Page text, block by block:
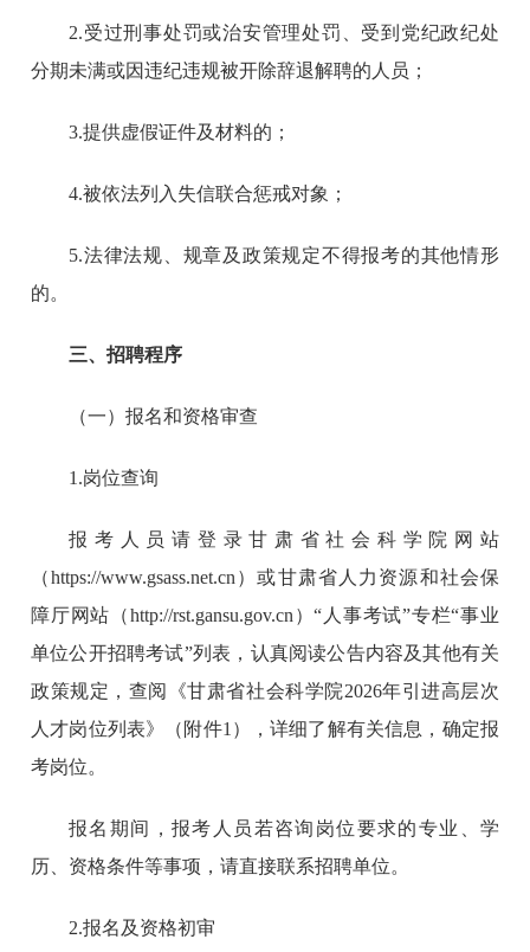
2.受过刑事处罚或治安管理处罚、受到党纪政纪处
分期未满或因违纪违规被开除辞退解聘的人员；
3.提供虚假证件及材料的；
4.被依法列入失信联合惩戒对象；
5.法律法规、规章及政策规定不得报考的其他情形
的。
三、招聘程序
（一）报名和资格审查
1.岗位查询
报考人员请登录甘肃省社会科学院网站
（https://www.gsass.net.cn）或甘肃省人力资源和社会保
障厅网站（http://rst.gansu.gov.cn）“人事考试”专栏“事业
单位公开招聘考试”列表，认真阅读公告内容及其他有关
政策规定，查阅《甘肃省社会科学院2026年引进高层次
人才岗位列表》（附件1），详细了解有关信息，确定报
考岗位。
报名期间，报考人员若咨询岗位要求的专业、学
历、资格条件等事项，请直接联系招聘单位。
2.报名及资格初审